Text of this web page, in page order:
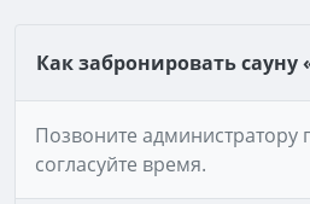
Как забронировать сауну
Позвоните администратору
согласуйте время.